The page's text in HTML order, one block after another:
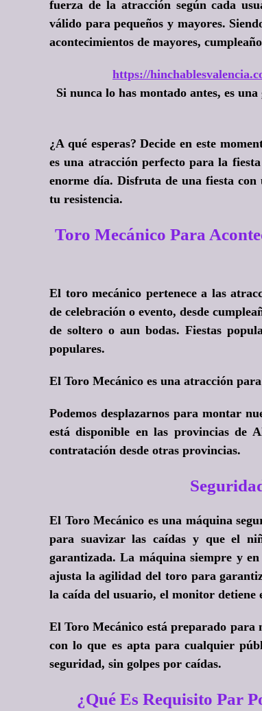
fuerza de la atracción según cada
válido para pequeños y mayores.
acontecimientos de mayores,
https://
Si nunca lo has montado antes, es
¿A qué esperas? Decide en este
es una atracción perfecto para la
enorme día. Disfruta de una fiesta
tu resistencia.
Toro Mecánico Para
El toro mecánico pertenece a las
de celebración o evento, desde
de soltero o aun bodas. Fiestas
populares.
El Toro Mecánico es una atracción
Podemos desplazarnos para montar
está disponible en las provincias de
contratación desde otras provincias.
El Toro Mecánico es una máquina
para suavizar las caídas y que el
garantizada. La máquina siempre y
ajusta la agilidad del toro para
la caída del usuario, el monitor detiene
El Toro Mecánico está preparado para
con lo que es apta para cualquier
seguridad, sin golpes por caídas.
¿Qué Es Requisito Par